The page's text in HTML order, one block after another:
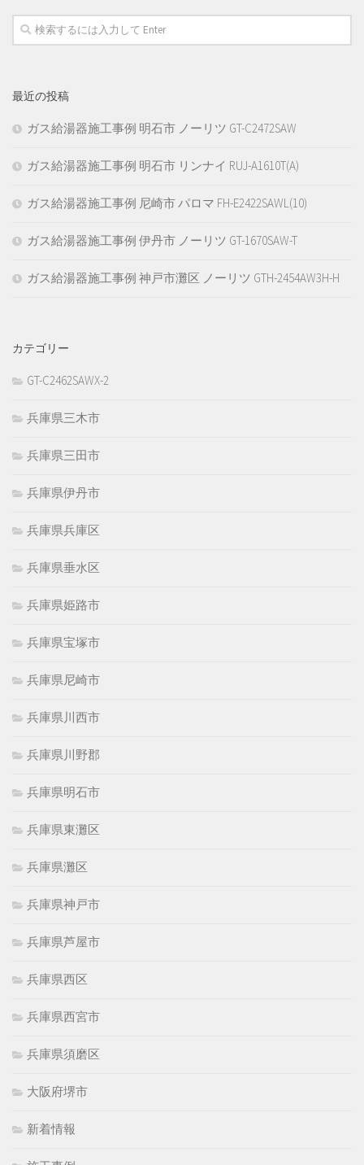
最近の投稿
ガス給湯器施工事例 明石市 ノーリツ GT-C2472SAW
ガス給湯器施工事例 明石市 リンナイ RUJ-A1610T(A)
ガス給湯器施工事例 尼崎市 パロマ FH-E2422SAWL(10)
ガス給湯器施工事例 伊丹市 ノーリツ GT-1670SAW-T
ガス給湯器施工事例 神戸市灘区 ノーリツ GTH-2454AW3H-H
カテゴリー
GT-C2462SAWX-2
兵庫県三木市
兵庫県三田市
兵庫県伊丹市
兵庫県兵庫区
兵庫県垂水区
兵庫県姫路市
兵庫県宝塚市
兵庫県尼崎市
兵庫県川西市
兵庫県川野郡
兵庫県明石市
兵庫県東灘区
兵庫県灘区
兵庫県神戸市
兵庫県芦屋市
兵庫県西区
兵庫県西宮市
兵庫県須磨区
大阪府堺市
新着情報